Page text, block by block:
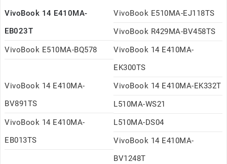
VivoBook 14 E410MA-
EB023T
VivoBook E510MA-EJ118TS
VivoBook R429MA-BV458TS
VivoBook E510MA-BQ578
VivoBook 14 E410MA-
EK300TS
VivoBook 14 E410MA-
BV891TS
VivoBook 14 E410MA-EK332T
L510MA-WS21
VivoBook 14 E410MA-
EB013TS
L510MA-DS04
VivoBook 14 E410MA-
BV1248T